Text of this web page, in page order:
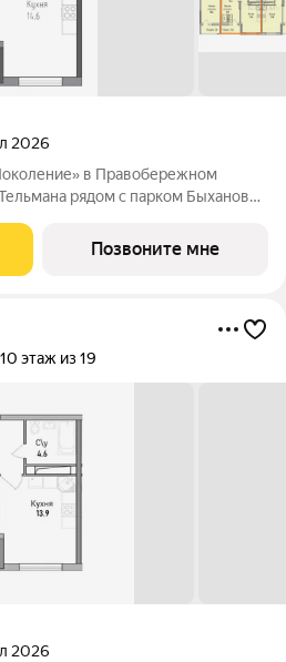
2026
в Правобережном
рядом с парком Быханов
4
Позвоните мне
10 этаж из 19
2026